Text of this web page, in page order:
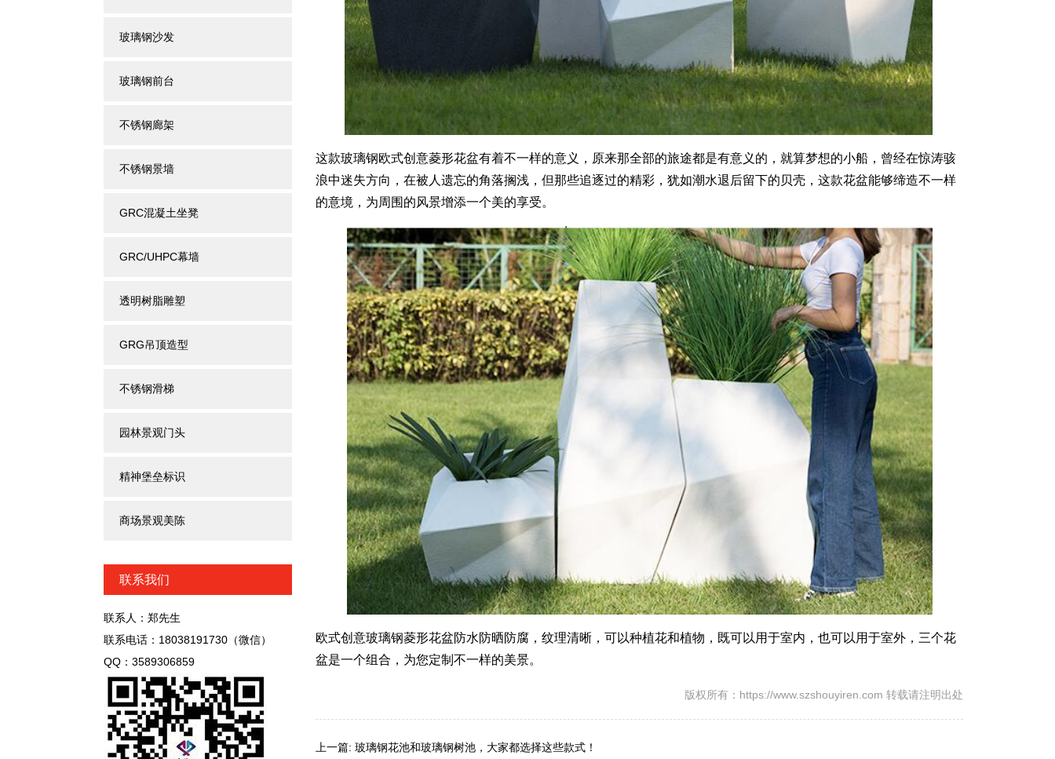
玻璃钢沙发
玻璃钢前台
不锈钢廊架
不锈钢景墙
GRC混凝土坐凳
GRC/UHPC幕墙
透明树脂雕塑
GRG吊顶造型
不锈钢滑梯
园林景观门头
精神堡垒标识
商场景观美陈
联系我们
联系人：郑先生
联系电话：18038191730（微信）
QQ：3589306859
这款玻璃钢欧式创意菱形花盆有着不一样的意义，原来那全部的旅途都是有意义的，就算梦想的小船，曾经在惊涛骇
浪中迷失方向，在被人遗忘的角落搁浅，但那些追逐过的精彩，犹如潮水退后留下的贝壳，这款花盆能够缔造不一样
的意境，为周围的风景增添一个美的享受。
欧式创意玻璃钢菱形花盆防水防晒防腐，纹理清晰，可以种植花和植物，既可以用于室内，也可以用于室外，三个花
盆是一个组合，为您定制不一样的美景。
版权所有：https://www.szshouyiren.com 转载请注明出处
上一篇: 玻璃钢花池和玻璃钢树池，大家都选择这些款式！